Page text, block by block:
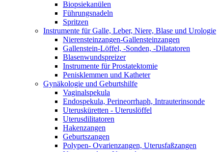
Biopsiekanülen
Führungsnadeln
Spritzen
Instrumente für Galle, Leber, Niere, Blase und Urologie
Nierensteinzangen-Gallensteinzangen
Gallenstein-Löffel, -Sonden, -Dilatatoren
Blasenwundspreizer
Instrumente für Prostatektomie
Penisklemmen und Katheter
Gynäkologie und Geburtshilfe
Vaginalspekula
Endospekula, Perineorrhaph, Intrauterinsonde
Uterusküretten - Uteruslöffel
Uterusdilitatoren
Hakenzangen
Geburtszangen
Polypen- Ovarienzangen, Uterusfaßzangen